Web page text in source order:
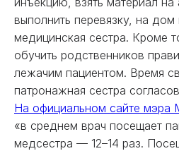
выполнить перевязку, на дом
медицинская сестра. Кроме
обучить родственников
лежачим пациентом. Время
патронажная сестра
На официальном сайте мэра
«в среднем врач посещает
медсестра — 12–14 раз.